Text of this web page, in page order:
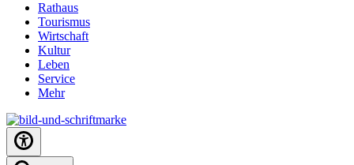
Rathaus
Tourismus
Wirtschaft
Kultur
Leben
Service
Mehr